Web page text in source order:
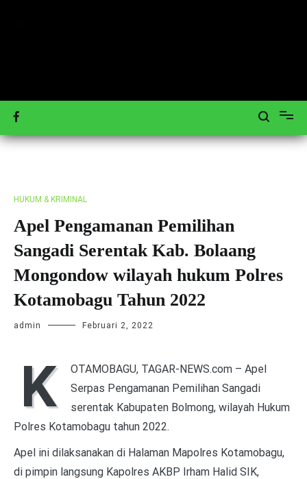
Tagar-News.com
Mengulas Peristiwa Teraktual
HUKUM & KRIMINAL
Apel Pengamanan Pemilihan
Sangadi Serentak Kab. Bolaang
Mongondow wilayah hukum Polres
Kotamobagu Tahun 2022
admin Februari 2, 2022
K
OTAMOBAGU, TAGAR-NEWS.com – Apel
Serpas Pengamanan Pemilihan Sangadi
serentak Kabupaten Bolmong, wilayah Hukum
Polres Kotamobagu tahun 2022.
Apel ini dilaksanakan di Halaman Mapolres Kotamobagu,
di pimpin langsung Kapolres AKBP Irham Halid SIK,